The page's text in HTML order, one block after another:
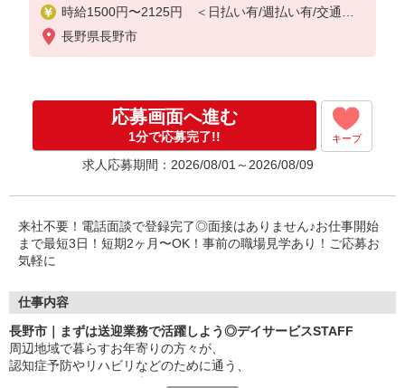
時給1500円〜2125円 ＜日払い有/週払い有/交通費
全支給(ガソリン代含む)＞
長野県長野市
応募画面へ進む
1分で応募完了!! キープ
求人応募期間：2026/08/01～2026/08/09
来社不要！電話面談で登録完了◎面接はありません♪お仕事開始
まで最短3日！短期2ヶ月〜OK！事前の職場見学あり！ご応募お
気軽に
仕事内容
長野市｜まずは送迎業務で活躍しよう◎デイサービスSTAFF
周辺地域で暮らすお年寄りの方々が、
認知症予防やリハビリなどのために通う、